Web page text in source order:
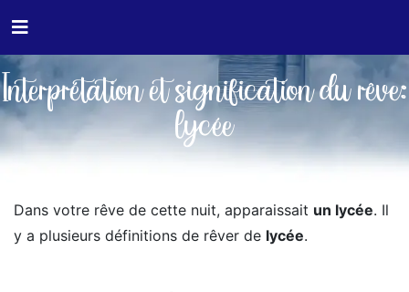
Interprétation et signification du rêve:
lycée
Dans votre rêve de cette nuit, apparaissait un lycée. Il
y a plusieurs définitions de rêver de lycée.